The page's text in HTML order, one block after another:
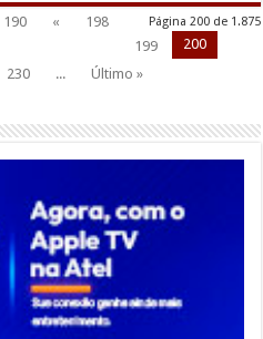
Página 200 de 1.875
190 «
198
199
200
230 ... Último »